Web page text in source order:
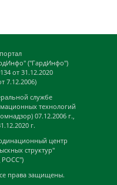
("ГардИнфо")
от 31.12.2020
7.12.2006)
службе
технологий
07.12.2006 г.,
г.
центр
структур"
РОСС")
права защищены.